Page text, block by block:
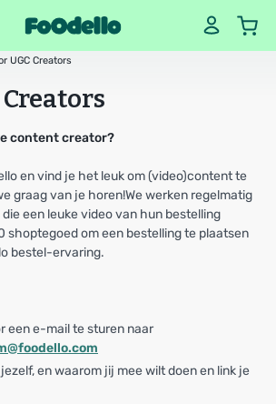
UGC Creators
Creators
content creator?
en vind je het leuk om (video)content te
graag van je horen!We werken regelmatig
een leuke video van hun bestelling
shoptegoed om een bestelling te plaatsen
bestel-ervaring.
een e-mail te sturen naar
en waarom jij mee wilt doen en link je